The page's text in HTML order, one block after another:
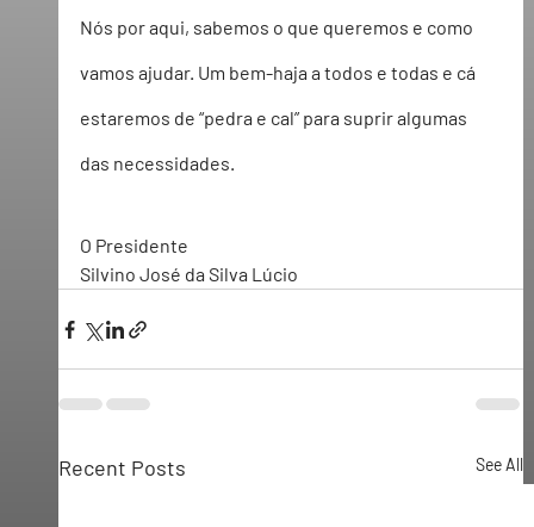
Nós por aqui, sabemos o que queremos e como
vamos ajudar. Um bem-haja a todos e todas e cá
estaremos de “pedra e cal” para suprir algumas
das necessidades.
O Presidente
Silvino José da Silva Lúcio
Recent Posts See All